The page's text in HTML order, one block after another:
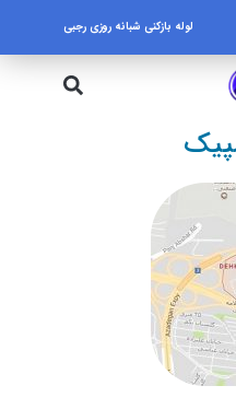
لوله بازکنی شبانه روزی رجبی